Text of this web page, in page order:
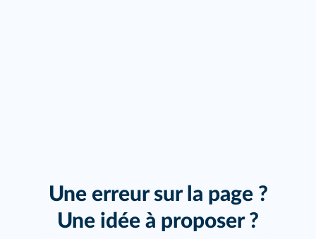
Une erreur sur la page ?
Une idée à proposer ?